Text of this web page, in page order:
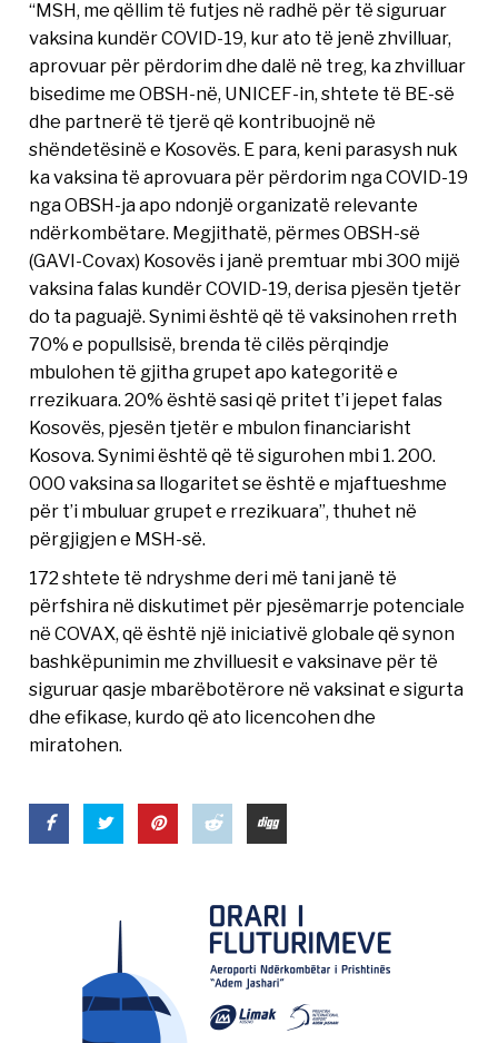
“MSH, me qëllim të futjes në radhë për të siguruar
vaksina kundër COVID-19, kur ato të jenë zhvilluar,
aprovuar për përdorim dhe dalë në treg, ka zhvilluar
bisedime me OBSH-në, UNICEF-in, shtete të BE-së
dhe partnerë të tjerë që kontribuojnë në
shëndetësinë e Kosovës. E para, keni parasysh nuk
ka vaksina të aprovuara për përdorim nga COVID-19
nga OBSH-ja apo ndonjë organizatë relevante
ndërkombëtare. Megjithatë, përmes OBSH-së
(GAVI-Covax) Kosovës i janë premtuar mbi 300 mijë
vaksina falas kundër COVID-19, derisa pjesën tjetër
do ta paguajë. Synimi është që të vaksinohen rreth
70% e popullsisë, brenda të cilës përqindje
mbulohen të gjitha grupet apo kategoritë e
rrezikuara. 20% është sasi që pritet t’i jepet falas
Kosovës, pjesën tjetër e mbulon financiarisht
Kosova. Synimi është që të sigurohen mbi 1. 200.
000 vaksina sa llogaritet se është e mjaftueshme
për t’i mbuluar grupet e rrezikuara”, thuhet në
përgjigjen e MSH-së.
172 shtete të ndryshme deri më tani janë të
përfshira në diskutimet për pjesëmarrje potenciale
në COVAX, që është një iniciativë globale që synon
bashkëpunimin me zhvilluesit e vaksinave për të
siguruar qasje mbarëbotërore në vaksinat e sigurta
dhe efikase, kurdo që ato licencohen dhe
miratohen.